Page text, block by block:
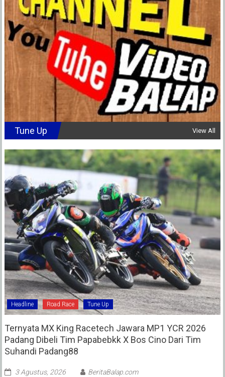
Tune Up View All
Headline Road Race Tune Up
Ternyata MX King Racetech Jawara MP1 YCR 2026
Padang Dibeli Tim Papabebkk X Bos Cino Dari Tim
Suhandi Padang88
3 Agustus, 2026 BeritaBalap.com